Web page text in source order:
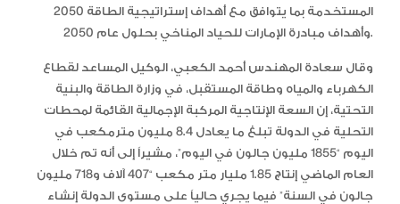
المستخدمة بما يتوافق مع أهداف إستراتيجية الطاقة 2050
وأهداف مبادرة الإمارات للحياد المناخي بحلول عام 2050.
وقال سعادة المهندس أحمد الكعبي، الوكيل المساعد لقطاع
الكهرباء والمياه وطاقة المستقبل، في وزارة الطاقة والبنية
التحتية، إن السعة الإنتاجية المركبة الإجمالية القائمة لمحطات
التحلية في الدولة تبلغ ما يعادل 8.4 مليون مترمكعب في
اليوم “1855 مليون جالون في اليوم”، مشيراً إلى أنه تم خلال
العام الماضي إنتاج 1.85 مليار متر مكعب “407 آلاف و718 مليون
جالون في السنة” فيما يجري حالياً على مستوى الدولة إنشاء